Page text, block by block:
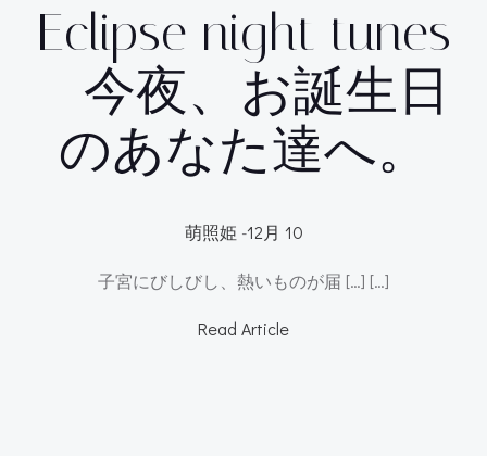
Eclipse night tunes
– 今夜、お誕生日
のあなた達へ。
萌照姫 -12月 10
子宮にびしびし、熱いものが届 […] […]
Read Article